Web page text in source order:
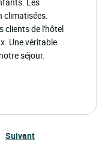
climatisées.
clients de l'hôtel
Une véritable
séjour.
Suivant